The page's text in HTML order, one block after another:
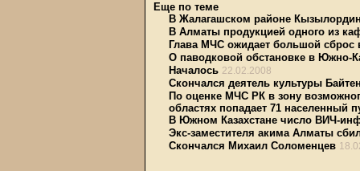
Еще по теме
В Жалагашском районе
В Алматы продукцией одного из
Глава МЧС ожидает большой
О паводковой обстановке в Южно-
Началось 22.02.2008
Скончался деятель культуры
По оценке МЧС РК в зону
областях попадает 71 населенный
В Южном Казахстане число ВИЧ-
Экс-заместителя акима Алматы
Скончался Михаил Соломенцев